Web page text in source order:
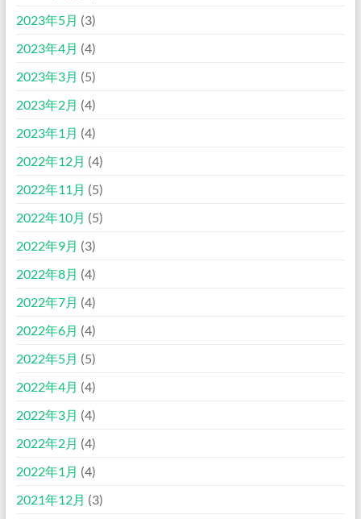
2023年5月 (3)
2023年4月 (4)
2023年3月 (5)
2023年2月 (4)
2023年1月 (4)
2022年12月 (4)
2022年11月 (5)
2022年10月 (5)
2022年9月 (3)
2022年8月 (4)
2022年7月 (4)
2022年6月 (4)
2022年5月 (5)
2022年4月 (4)
2022年3月 (4)
2022年2月 (4)
2022年1月 (4)
2021年12月 (3)